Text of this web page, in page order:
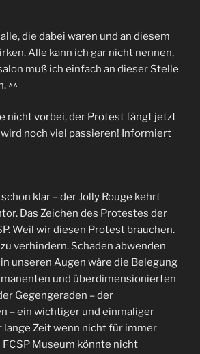
die dabei waren und an diesem
Alle kann ich gar nicht nennen,
muß ich einfach an dieser Stelle
^^
nicht vorbei, der Protest fängt jetzt
noch viel passieren! Informiert
klar – der Jolly Rouge kehrt
Das Zeichen des Protestes der
Weil wir diesen Protest brauchen.
verhindern. Schaden abwenden
unseren Augen wäre die Belegung
und überdimensionierten
Gegengeraden – der
– ein wichtiger und einmaliger
lange Zeit wenn nicht für immer
FCSP Museum könnte nicht